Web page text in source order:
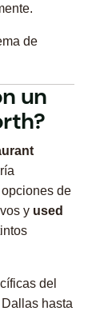
de
un
de
y used
del
hasta